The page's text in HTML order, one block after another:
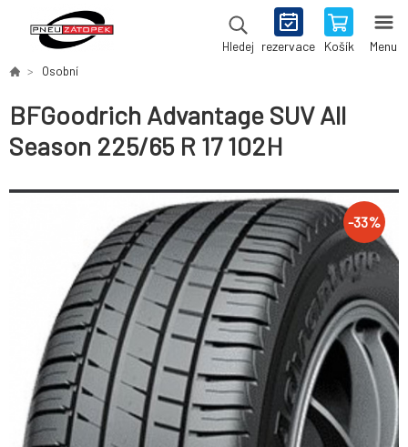
Hledej rezervace Košík Menu
Osobní
BFGoodrich Advantage SUV All
Season 225/65 R 17 102H
-33%